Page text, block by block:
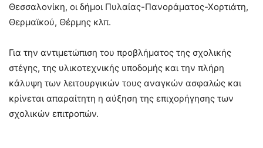
Θεσσαλονίκη, οι δήμοι Πυλαίας-Πανοράματος-Χορτιάτη,
Θερμαϊκού, Θέρμης κλπ.
Για την αντιμετώπιση του προβλήματος της σχολικής
στέγης, της υλικοτεχνικής υποδομής και την πλήρη
κάλυψη των λειτουργικών τους αναγκών ασφαλώς και
κρίνεται απαραίτητη η αύξηση της επιχορήγησης των
σχολικών επιτροπών.